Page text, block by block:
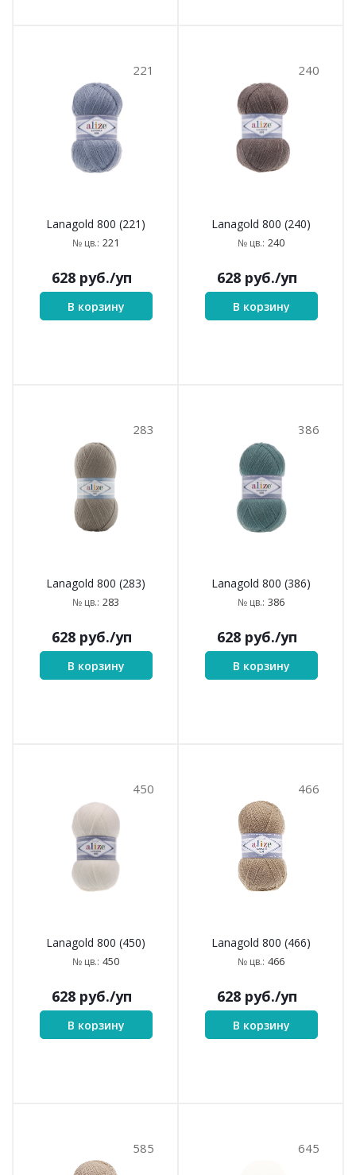
221
Lanagold 800 (221)
№ цв.: 221
628 руб./уп
В корзину
240
Lanagold 800 (240)
№ цв.: 240
628 руб./уп
В корзину
283
Lanagold 800 (283)
№ цв.: 283
628 руб./уп
В корзину
386
Lanagold 800 (386)
№ цв.: 386
628 руб./уп
В корзину
450
Lanagold 800 (450)
№ цв.: 450
628 руб./уп
В корзину
466
Lanagold 800 (466)
№ цв.: 466
628 руб./уп
В корзину
585 645